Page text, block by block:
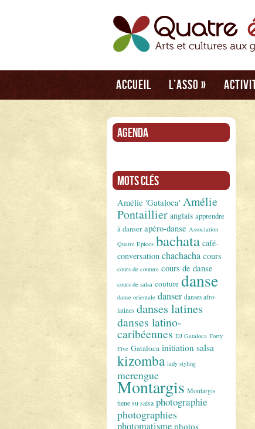
Accueil L’asso »
Agenda
Mots clés
Amélie 'Gataloca' Amélie
Pontaillier anglais apprendre
à danser apéro-danse Association
Quatre Epices bachata café-
conversation chachacha cours
cours de couture cours de danse
cours de salsa couture danse
danse orientale danser danses afro-
latines danses latines
danses latino-
caribéennes DJ Gataloca Forty
Five Gataloca initiation salsa
kizomba lady styling
merengue
Montargis Montargis
tiene su salsa photographie
photographies
photomatisme photos